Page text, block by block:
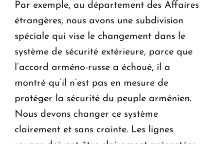
Par exemple, au département des Affaires
étrangères, nous avons une subdivision
spéciale qui vise le changement dans le
système de sécurité extérieure, parce que
l’accord arméno-russe a échoué, il a
montré qu’il n’est pas en mesure de
protéger la sécurité du peuple arménien.
Nous devons changer ce système
clairement et sans crainte. Les lignes